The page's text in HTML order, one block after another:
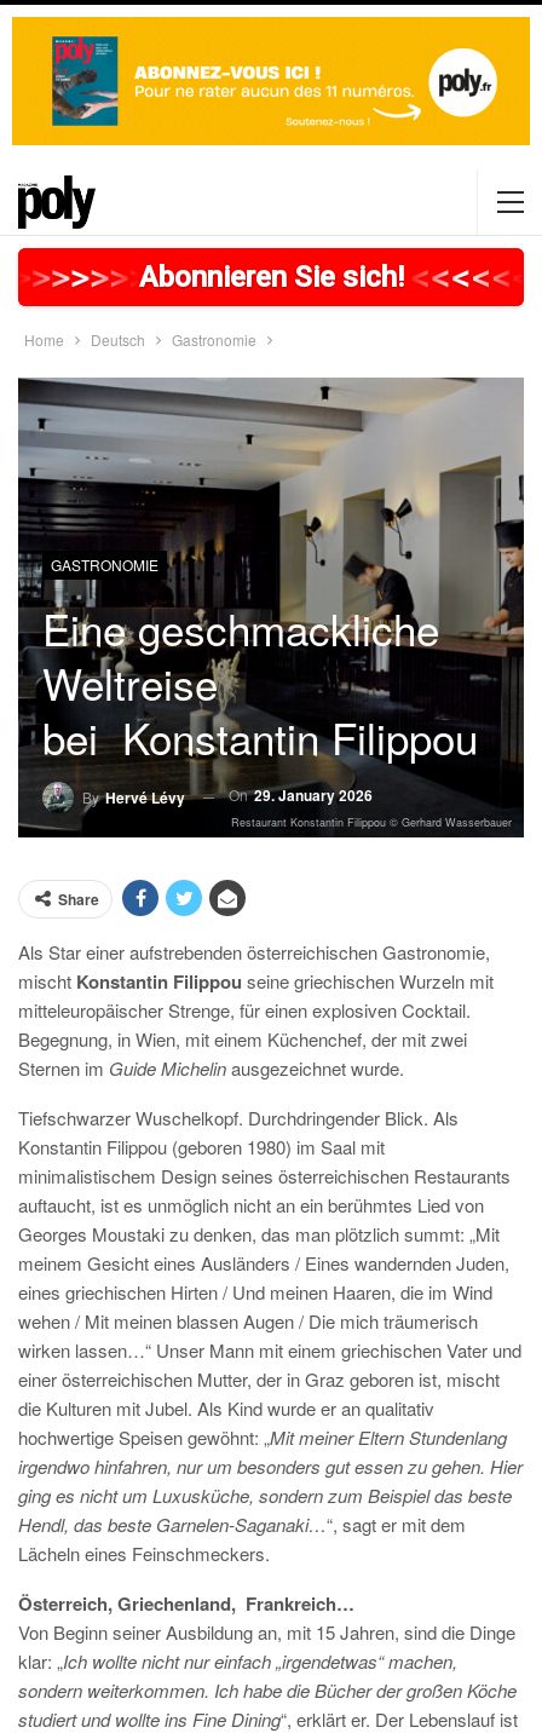
>>>>>>>>>>>>>>>>>
Abonnieren Sie sich!<<<<<<
Home Deutsch Gastronomie
GASTRONOMIE
Eine geschmackliche
Weltreise
bei Konstantin Filippou
ByHervé Lévy On29. January 2026
Restaurant Konstantin Filippou © Gerhard Wasserbauer
Share
Als Star einer aufstrebenden österreichischen Gastronomie,
mischt Konstantin Filippou seine griechischen Wurzeln mit
mitteleuropäischer Strenge, für einen explosiven Cocktail.
Begegnung, in Wien, mit einem Küchenchef, der mit zwei
Sternen im Guide Michelinausgezeichnet wurde.
Tiefschwarzer Wuschelkopf. Durchdringender Blick. Als
Konstantin Filippou (geboren 1980) im Saal mit
minimalistischem Design seines österreichischen Restaurants
auftaucht, ist es unmöglich nicht an ein berühmtes Lied von
Georges Moustaki zu denken, das man plötzlich summt: „Mit
meinem Gesicht eines Ausländers / Eines wandernden Juden,
eines griechischen Hirten / Und meinen Haaren, die im Wind
wehen / Mit meinen blassen Augen / Die mich träumerisch
wirken lassen…“ Unser Mann mit einem griechischen Vater und
einer österreichischen Mutter, der in Graz geboren ist, mischt
die Kulturen mit Jubel. Als Kind wurde er an qualitativ
hochwertige Speisen gewöhnt: „Mit meiner Eltern Stundenlang
irgendwo hinfahren, nur um besonders gut essen zu gehen. Hier
ging es nicht um Luxusküche, sondern zum Beispiel das beste
Hendl, das beste Garnelen-Saganaki…“, sagt er mit dem
Lächeln eines Feinschmeckers.
Österreich, Griechenland, Frankreich…
Von Beginn seiner Ausbildung an, mit 15 Jahren, sind die Dinge
klar: „Ich wollte nicht nur einfach „irgendetwas“ machen,
sondern weiterkommen. Ich habe die Bücher der großen Köche
studiert und wollte ins Fine Dining“, erklärt er. Der Lebenslauf ist